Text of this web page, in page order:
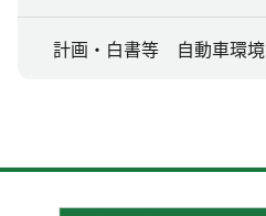
計画・白書等 自動車環境